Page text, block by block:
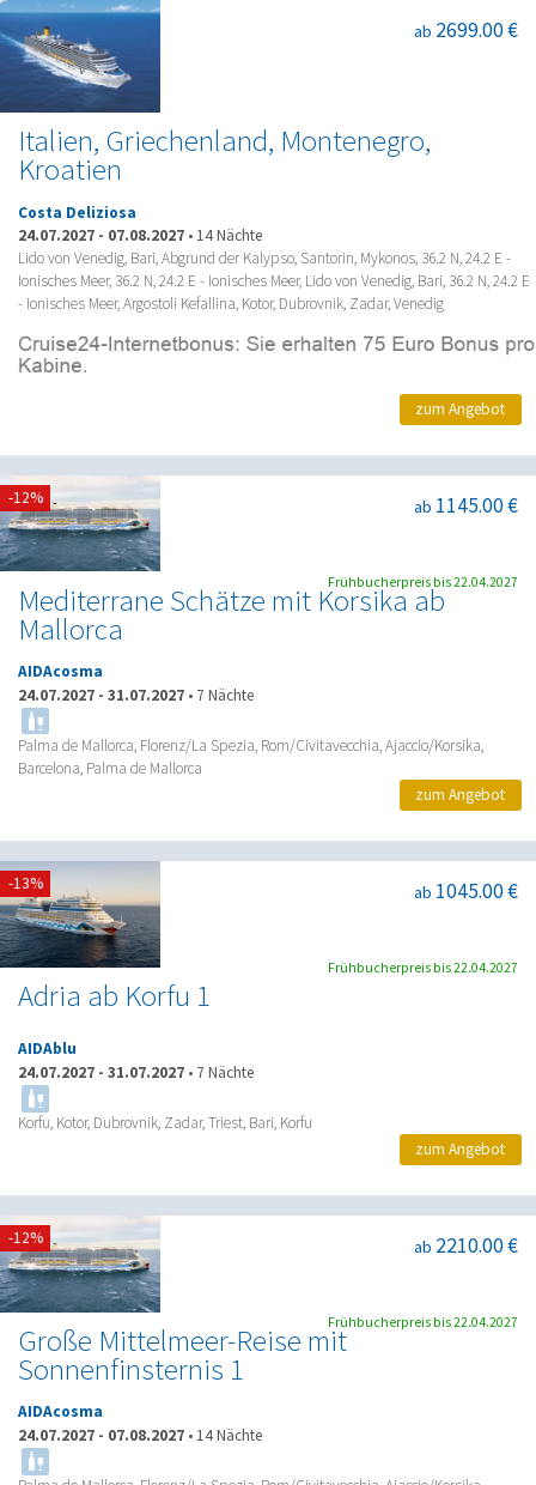
Italien, Griechenland, Montenegro,
Kroatien
ab 2699.00 €
Costa Deliziosa
24.07.2027 - 07.08.2027 • 14 Nächte
Lido von Venedig, Bari, Abgrund der Kalypso, Santorin, Mykonos, 36.2 N, 24.2 E -
Ionisches Meer, 36.2 N, 24.2 E - Ionisches Meer, Lido von Venedig, Bari, 36.2 N, 24.2 E
- Ionisches Meer, Argostoli Kefallina, Kotor, Dubrovnik, Zadar, Venedig
zum Angebot
Mediterrane Schätze mit Korsika ab
Mallorca
ab 1145.00 €
AIDAcosma
24.07.2027 - 31.07.2027 • 7 Nächte
Palma de Mallorca, Florenz/La Spezia, Rom/Civitavecchia, Ajaccio/Korsika,
Barcelona, Palma de Mallorca
-12%
Frühbucherpreis bis 22.04.2027
zum Angebot
Adria ab Korfu 1
ab 1045.00 €
AIDAblu
24.07.2027 - 31.07.2027 • 7 Nächte
Korfu, Kotor, Dubrovnik, Zadar, Triest, Bari, Korfu
-13%
Frühbucherpreis bis 22.04.2027
zum Angebot
Große Mittelmeer-Reise mit
Sonnenfinsternis 1
ab 2210.00 €
AIDAcosma
24.07.2027 - 07.08.2027 • 14 Nächte
-12%
Frühbucherpreis bis 22.04.2027